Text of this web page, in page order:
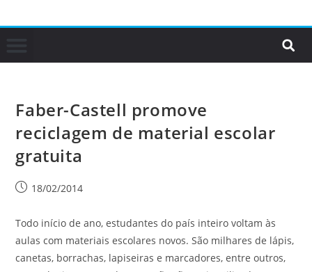
Faber-Castell promove
reciclagem de material escolar
gratuita
18/02/2014
Todo início de ano, estudantes do país inteiro voltam às
aulas com materiais escolares novos. São milhares de lápis,
canetas, borrachas, lapiseiras e marcadores, entre outros,